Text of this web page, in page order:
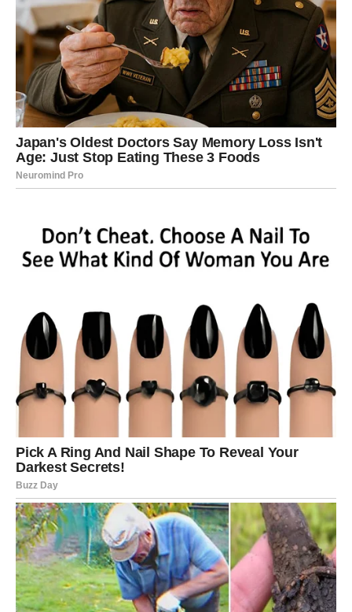
Veliki preokret na emotivnom planu
Jedna osoba iz prošlosti mogla bi ponovo da uđe u život
Vage sa potpuno drugačijim ponašanjem. Kajanje će biti
iskreno, a emocije snažne. Vaga će prvi put videti da neko
zaista razume koliko ju je povredio.
Za neke pripadnike ovog znaka dolazi i potpuno nova
ljubavna priča. Posle mnogo tuge i razočaranja pojavljuje
ljubav, jer će ljubav sama dolaziti ka njoj.
mišljenje
Mnogo je bilo onih koji nisu verovali u Vagu. Govorili su
da je previše emotivna, da neće uspeti ili da će zauvek
ostati u mestu. Međutim, upravo sada dolazi trenutak
Vaga ulazi u fazu života u kojoj postaje jača nego ikada.
Njena energija se menja, a zajedno sa njom menjaju se i
okolnosti koje su je dugo sputavale.
Poštovanje koje dolazi posle bola
Osobe koje su nekada ignorisale trud Vage sada će početi
da je gledaju potpuno drugačijim očima. Njena vrednost